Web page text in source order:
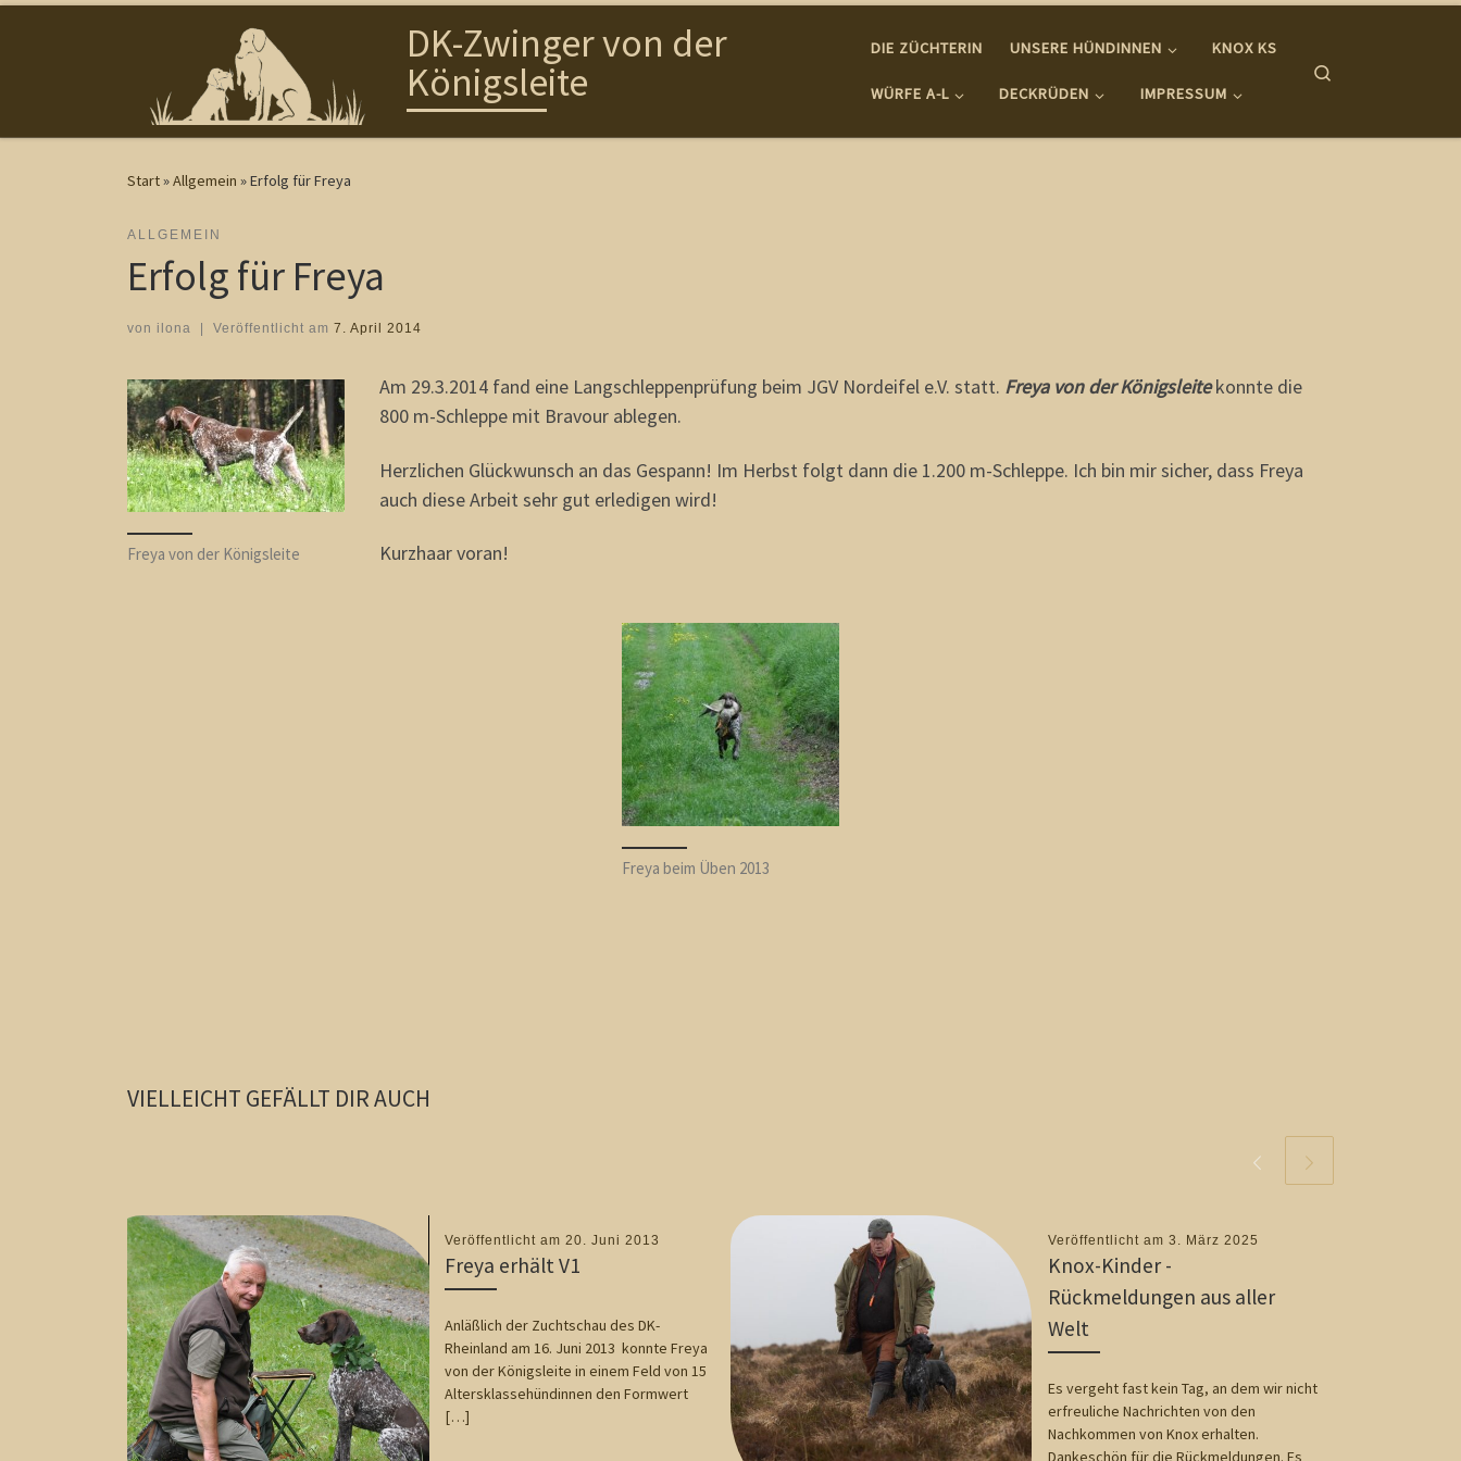
DK-Zwinger von der
Königsleite
DIE ZÜCHTERIN UNSERE HÜNDINNEN KNOX KS
WÜRFE A-L DECKRÜDEN IMPRESSUM
Start»Allgemein »Erfolg für Freya
ALLGEMEIN
Erfolg für Freya
von ilona Veröffentlicht am 7. April 2014
Freya von der Königsleite
Am 29.3.2014 fand eine Langschleppenprüfung beim JGV Nordeifel e.V. statt. Freya von der Königsleitekonnte die
800 m-Schleppe mit Bravour ablegen.
Herzlichen Glückwunsch an das Gespann! Im Herbst folgt dann die 1.200 m-Schleppe. Ich bin mir sicher, dass Freya
auch diese Arbeit sehr gut erledigen wird!
Kurzhaar voran!
Freya beim Üben 2013
VIELLEICHT GEFÄLLT DIR AUCH
Veröffentlicht am 20. Juni 2013
Freya erhält V1
Anläßlich der Zuchtschau des DK-
Rheinland am 16. Juni 2013 konnte Freya
von der Königsleite in einem Feld von 15
Altersklassehündinnen den Formwert
[…]
Veröffentlicht am 3. März 2025
Knox-Kinder -
Rückmeldungen aus aller
Welt
Es vergeht fast kein Tag, an dem wir nicht
erfreuliche Nachrichten von den
Nachkommen von Knox erhalten.
Dankeschön für die Rückmeldungen. Es